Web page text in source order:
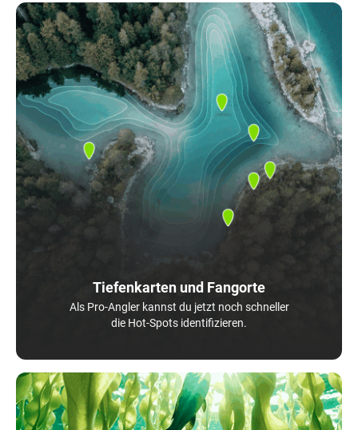
Tiefenkarten und Fangorte
Als Pro-Angler kannst du jetzt noch schneller
die Hot-Spots identifizieren.